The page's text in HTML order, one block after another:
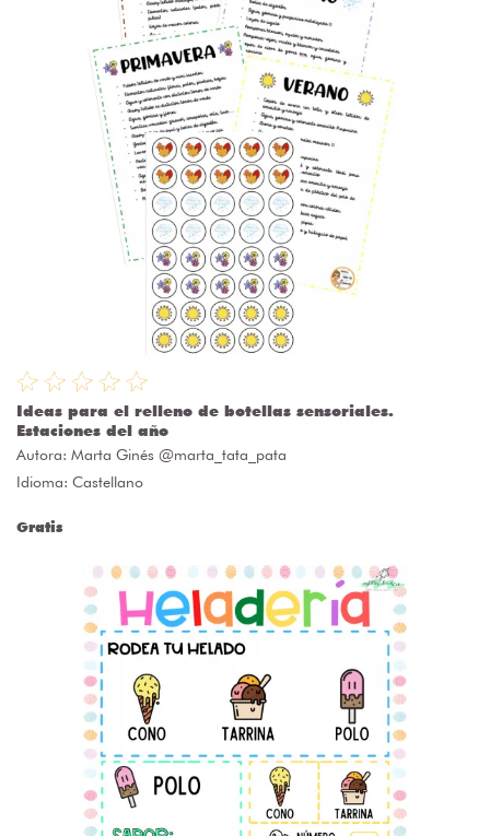
Ideas para el relleno de botellas sensoriales.
Estaciones del año
Autora: Marta Ginés @marta_tata_pata
Idioma: Castellano
Gratis